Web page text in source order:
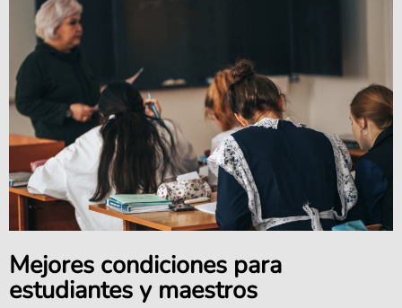
Mejores condiciones para
estudiantes y maestros